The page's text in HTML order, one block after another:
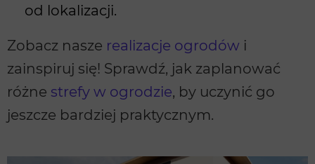
od lokalizacji.
Zobacz nasze realizacje ogrodów i
zainspiruj się! Sprawdź, jak zaplanować
różne strefy w ogrodzie, by uczynić go
jeszcze bardziej praktycznym.